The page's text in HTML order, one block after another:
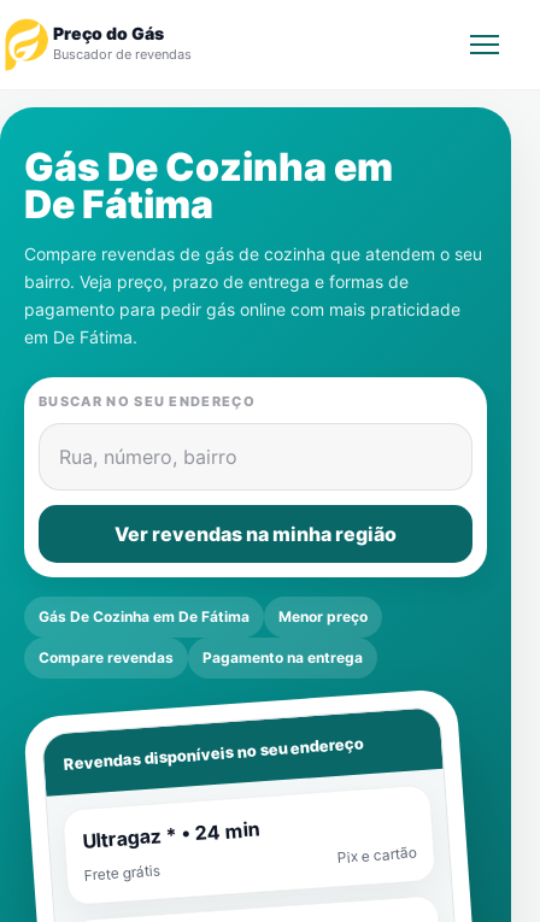
Preço do Gás
Buscador de revendas
Revendedor
Notícias
Cadastre-se
Gás
Contatos
Gás De Cozinha em
De Fátima
Compare revendas de gás de cozinha que atendem o seu
bairro. Veja preço, prazo de entrega e formas de
pagamento para pedir gás online com mais praticidade
em De Fátima.
BUSCAR NO SEU ENDEREÇO
Rua, número, bairro
Ver revendas na minha região
Gás De Cozinha em De Fátima Menor preço
Compare revendas Pagamento na entrega
Revendas disponíveis no seu endereço
Ultragaz * • 24 min
Frete grátis
Pix e cartão